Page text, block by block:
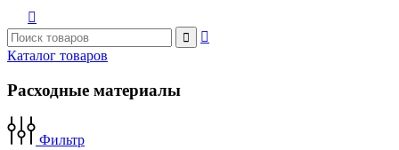



Каталог товаров
Расходные материалы
Фильтр